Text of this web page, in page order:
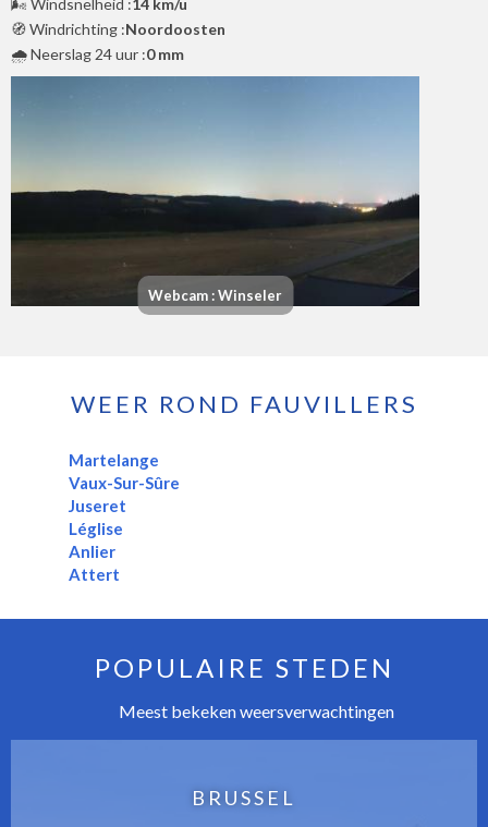
🧭 Windrichting :Noordoosten
🌧️ Neerslag 24 uur :0 mm
Webcam : Winseler
WEER ROND FAUVILLERS
Martelange
Vaux-Sur-Sûre
Juseret
Léglise
Anlier
Attert
POPULAIRE STEDEN
Meest bekeken weersverwachtingen
BRUSSEL